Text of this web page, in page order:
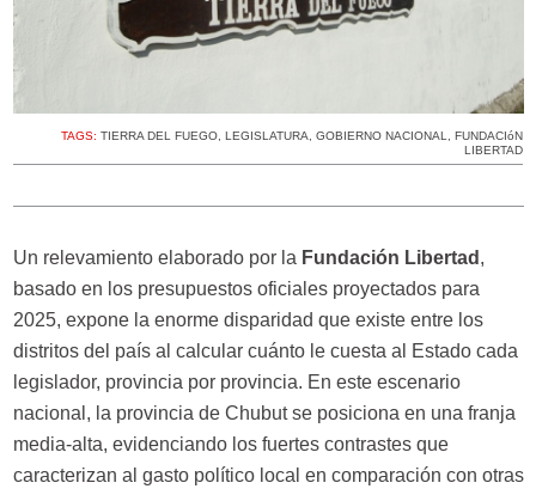
TAGS: TIERRA DEL FUEGO LEGISLATURA GOBIERNO NACIONAL
FUNDACIóN
LIBERTAD
Un relevamiento elaborado por la Fundación Libertad ,
basado en los presupuestos oficiales proyectados para
2025, expone la enorme disparidad que existe entre los
distritos del país al calcular cuánto le cuesta al Estado cada
legislador, provincia por provincia. En este escenario
nacional, la provincia de Chubut se posiciona en una franja
media-alta, evidenciando los fuertes contrastes que
caracterizan al gasto político local en comparación con otras